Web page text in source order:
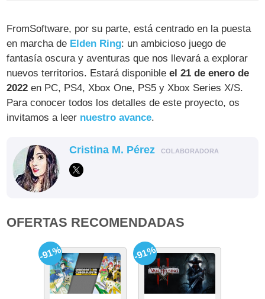
FromSoftware, por su parte, está centrado en la puesta
en marcha de Elden Ring: un ambicioso juego de
fantasía oscura y aventuras que nos llevará a explorar
nuevos territorios. Estará disponibleel 21 de enero de
2022 en PC, PS4, Xbox One, PS5 y Xbox Series X/S.
Para conocer todos los detalles de este proyecto, os
invitamos a leer nuestro avance.
Cristina M. Pérez COLABORADORA
OFERTAS RECOMENDADAS
-91% -91%